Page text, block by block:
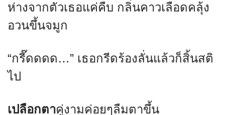
ห่างจากตัวเธอแค่คืบ กลิ่นคาวเลือดคลุ้ง
อวนขึ้นจมูก
“กรี๊ดดดด…” เธอกรีดร้องลั่นแล้วก็สิ้นสติ
ไป
เปลือกตาคู่งามค่อยๆลืมตาขึ้น